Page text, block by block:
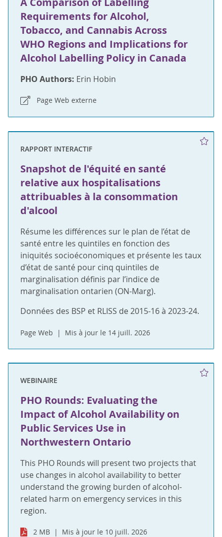
Requirements for Alcohol,
Tobacco, and Cannabis Across
WHO Regions and Implications for
Alcohol Labelling Policy in Canada
PHO Authors: Erin Hobin
Page Web externe
RAPPORT INTERACTIF
Snapshot de l'équité en santé
relative aux hospitalisations
attribuables à la consommation
d'alcool
Résume les différences sur le plan de l’état de
santé entre les quintiles en fonction des
iniquités socioéconomiques et présente les taux
d’état de santé pour cinq quintiles de
marginalisation définis par l’indice de
marginalisation ontarien (ON-Marg).
Données des BSP et RLISS de 2015-16 à 2023-24.
Page Web Mis à jour le 14 juill. 2026
WEBINAIRE
PHO Rounds: Evaluating the
Impact of Alcohol Availability on
Public Services Use in
Northwestern Ontario
This PHO Rounds will present two projects that
use changes in alcohol availability to better
understand the growing burden of alcohol-
related harm on emergency services in this
region.
2 MB Mis à jour le 10 juill. 2026